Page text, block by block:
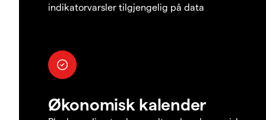
indikatorvarsler tilgjengelig på data
Økonomisk kalender